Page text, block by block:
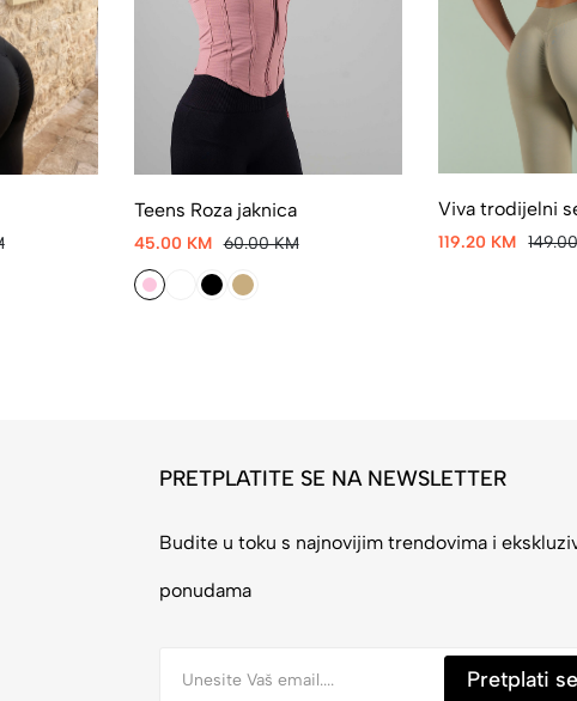
Teens Roza jaknica
45.00 KM 60.00 KM
Viva trodijelni
119.20 KM
PRETPLATITE SE NA NEWSLETTER
Budite u toku s najnovijim trendovima i
ponudama
Pretplati se